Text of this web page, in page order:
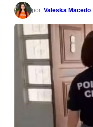
por: Valeska Macedo